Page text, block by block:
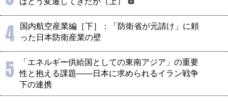
4
国内航空産業編［下］：「防衛省が元請け」に頼
った日本防衛産業の壁
5
「エネルギー供給国としての東南アジア」の重要
性と抱える課題――日本に求められるイラン戦争
下の連携